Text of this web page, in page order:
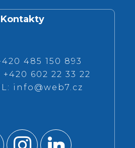
Kontakty
485 150 893
+420 602 22 33 22
info@web7.cz